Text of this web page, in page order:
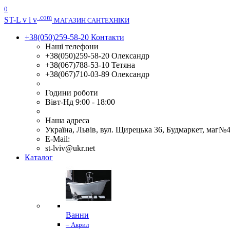
0
ST-L v i v .com МАГАЗИН САНТЕХНІКИ
+38(050)259-58-20 Контакти
Наші телефони
+38(050)259-58-20 Олександр
+38(067)788-53-10 Тетяна
+38(067)710-03-89 Олександр
Години роботи
Вівт-Нд 9:00 - 18:00
Наша адреса
Україна, Львів, вул. Щирецька 36, Будмаркет,
E-Mail:
st-lviv@ukr.net
Каталог
Ванни
– Акрил